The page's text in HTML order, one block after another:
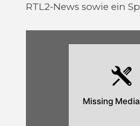
RTL2-News sowie ein